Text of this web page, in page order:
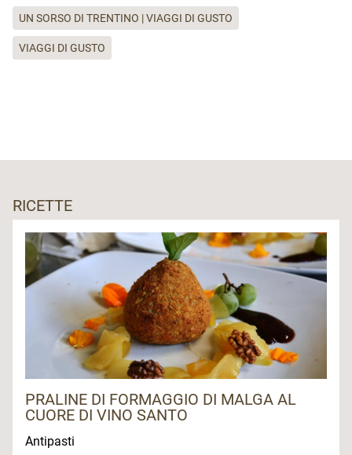
UN SORSO DI TRENTINO | VIAGGI DI GUSTO
VIAGGI DI GUSTO
RICETTE
PRALINE DI FORMAGGIO DI MALGA AL
CUORE DI VINO SANTO
Antipasti